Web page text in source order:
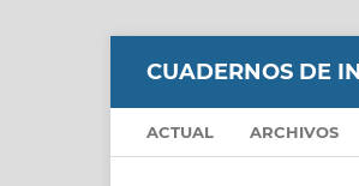
CUADERNOS DE
ACTUAL ARCHIVOS